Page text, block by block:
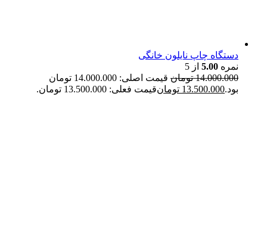
دستگاه چاپ نایلون خانگی
نمره 5.00 از 5
14.000.000 تومان
قیمت اصلی: 14.000.000 تومان
بود.13.500.000 تومانقیمت فعلی: 13.500.000 تومان.